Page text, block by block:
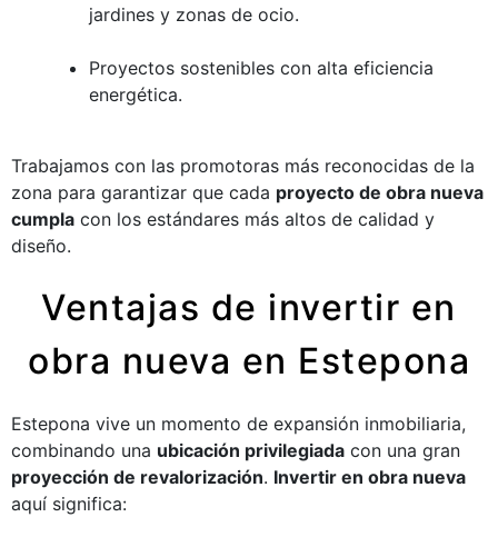
jardines y zonas de ocio.
Proyectos sostenibles con alta eficiencia
energética.
Trabajamos con las promotoras más reconocidas de la
zona para garantizar que cada proyecto de obra nueva
cumpla con los estándares más altos de calidad y
diseño.
Ventajas de invertir en
obra nueva en Estepona
Estepona vive un momento de expansión inmobiliaria,
combinando una ubicación privilegiada con una gran
proyección de revalorización. Invertir en obra nueva
aquí significa: